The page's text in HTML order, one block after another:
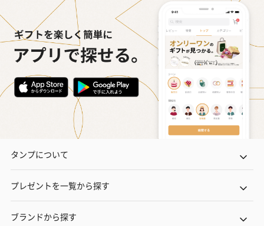
タンプについて
プレゼントを一覧から探す
ブランドから探す